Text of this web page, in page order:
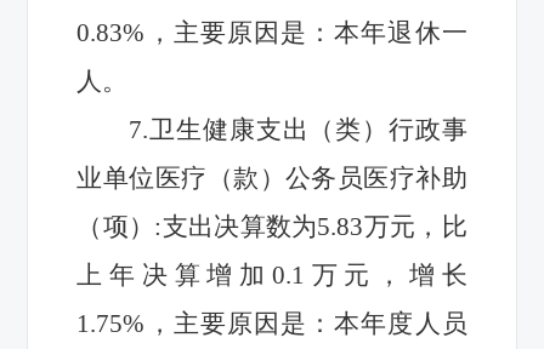
0.83%，主要原因是：本年退休一
人 。
7.卫生健康支出（类）行政事
业单位医疗（款）公务员医疗补助
（项） :支出决算数为5.83万元，比
上年 决算增加 0.1 万元，增长
1.75%，主要原因是：本年度人员